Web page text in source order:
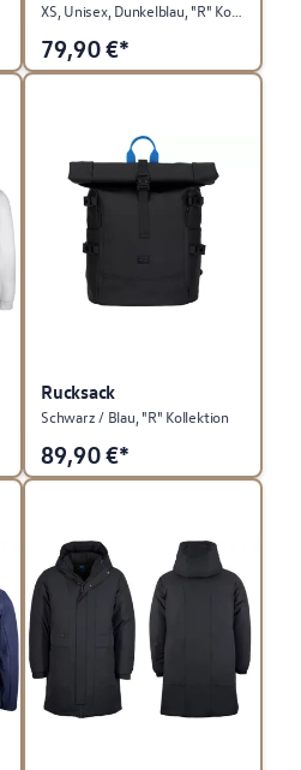
XS, Unisex, Dunkelblau, "R" Kollektion
79,90€*
Rucksack
Schwarz / Blau, "R" Kollektion
89,90€*